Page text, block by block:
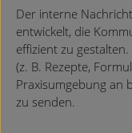
Der interne
entwickelt, die
effizient zu
(z. B. Rezepte,
Praxisumgebung an
zu senden.